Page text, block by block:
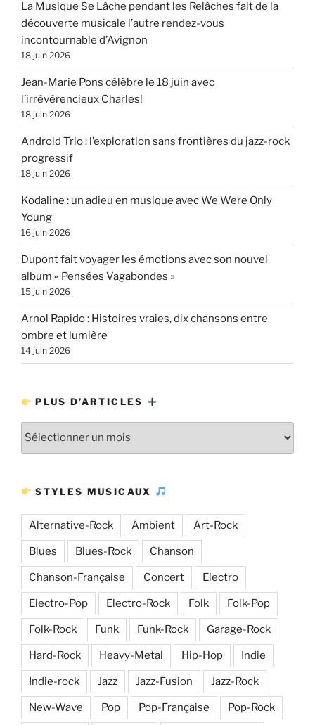
La Musique Se Lâche pendant les Relâches fait de la
découverte musicale l’autre rendez-vous
incontournable d’Avignon
18 juin 2026
Jean-Marie Pons célèbre le 18 juin avec
l’irrévérencieux Charles!
18 juin 2026
Android Trio : l’exploration sans frontières du jazz-rock
progressif
18 juin 2026
Kodaline : un adieu en musique avec We Were Only
Young
16 juin 2026
Dupont fait voyager les émotions avec son nouvel
album « Pensées Vagabondes »
15 juin 2026
Arnol Rapido : Histoires vraies, dix chansons entre
ombre et lumière
14 juin 2026
PLUS D’ARTICLES
STYLES MUSICAUX
Alternative-Rock Ambient Art-Rock
Blues Blues-Rock Chanson
Chanson-Française Concert Electro
Electro-Pop Electro-Rock Folk Folk-Pop
Folk-Rock Funk Funk-Rock Garage-Rock
Hard-Rock Heavy-Metal Hip-Hop Indie
Indie-rock Jazz Jazz-Fusion Jazz-Rock
New-Wave Pop Pop-Française Pop-Rock